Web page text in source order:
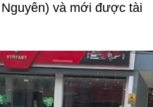
và mới được tài